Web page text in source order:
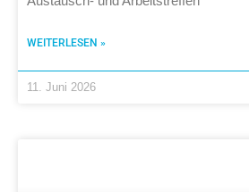
WEITERLESEN »
11. Juni 2026